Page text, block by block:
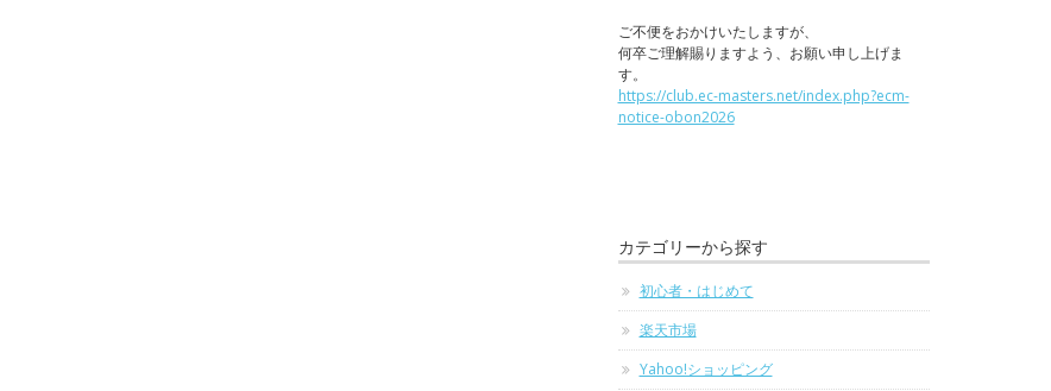
ご不便をおかけいたしますが、
何卒ご理解賜りますよう、お願い申し上げま
す。
https://club.ec-masters.net/index.php?ecm-
notice-obon2026
カテゴリーから探す
初心者・はじめて
楽天市場
Yahoo!ショッピング